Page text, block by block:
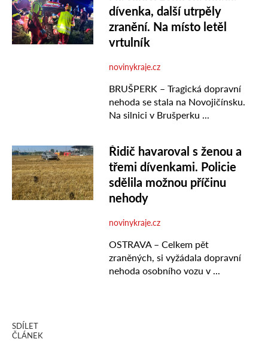
SDÍLET
ČLÁNEK